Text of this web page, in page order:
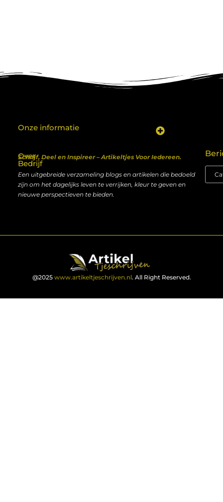
Over
Bedrijf
Schrijf, Deel en Inspireer – Artikeltjes Voor Iedereen.
Een uitgebreide verzameling blogs en artikelen die bedoeld
zijn om het dagelijks leven te verrijken, kleur te geven en
nieuwe perspectieven te bieden.
Onze informatie
@2025 www.artikeltjeschrijven.nl. All Right Reserved.